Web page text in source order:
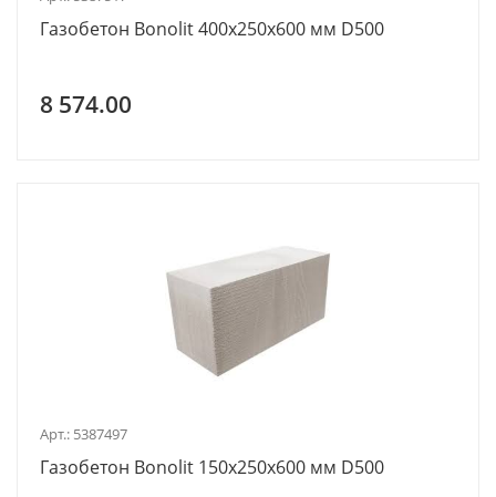
Газобетон Bonolit 400х250х600 мм D500
8 574.00
Арт.: 5387497
Газобетон Bonolit 150х250х600 мм D500